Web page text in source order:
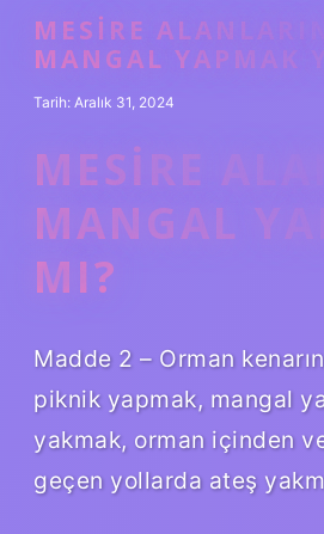
MESIRE
MANGAL YAPMAK
Tarih: Aralık 31, 2024
MESIRE
MANGAL
MI?
Madde 2 – Orman
piknik yapmak, mangal
yakmak, orman içinden
geçen yollarda ateş